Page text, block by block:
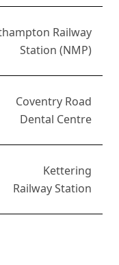
Railway
Station (NMP)
Coventry Road
Dental Centre
Kettering
Railway Station